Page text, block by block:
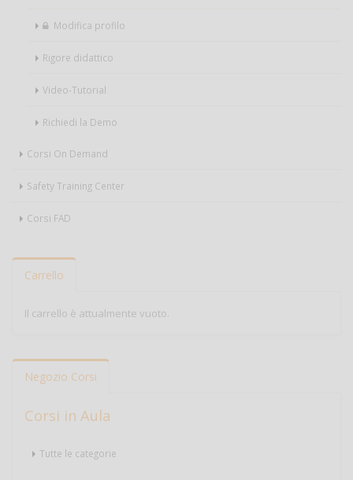
Modifica profilo
Rigore didattico
Video-Tutorial
Richiedi la Demo
Corsi On Demand
Safety Training Center
Corsi FAD
Carrello
Il carrello è attualmente vuoto.
Negozio Corsi
Corsi in Aula
Tutte le categorie